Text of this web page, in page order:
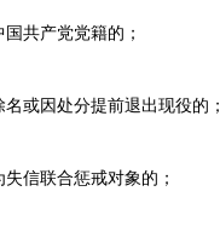
共产党党籍的；
因处分提前退出现役的；
联合惩戒对象的；